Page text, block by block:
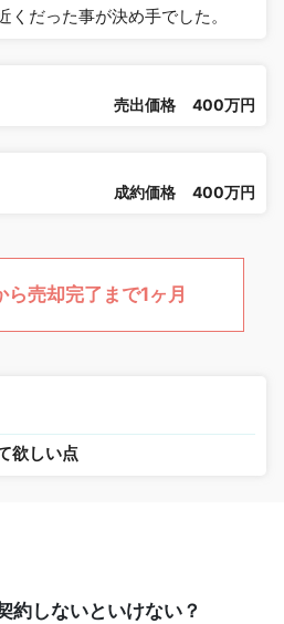
くだった事が決め手でした。
売出価格 400万円
成約価格 400万円
ら売却完了まで1ヶ月
欲しい点
約しないといけない？